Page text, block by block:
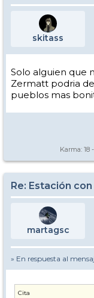
skitass
Solo alguien que
Zermatt podria
pueblos mas
Karma: 18
Re: Estación
martagsc
» En respuesta al
Cita